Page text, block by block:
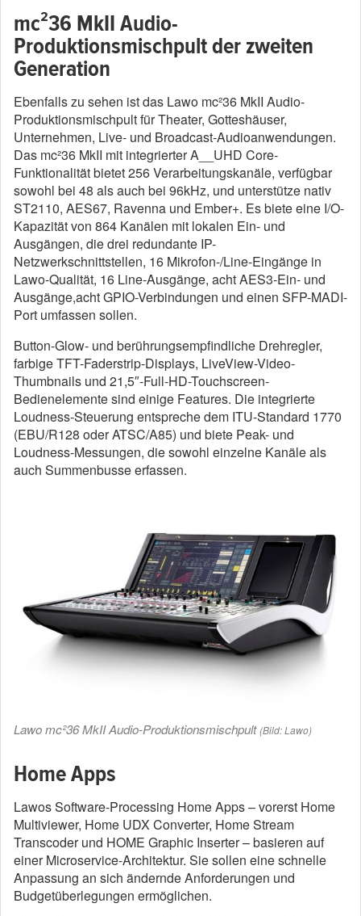
mc²36 MkII Audio-
Produktionsmischpult der zweiten
Generation
Ebenfalls zu sehen ist das Lawo mc²36 MkII Audio-
Produktionsmischpult für Theater, Gotteshäuser,
Unternehmen, Live- und Broadcast-Audioanwendungen.
Das mc²36 MkII mit integrierter A__UHD Core-
Funktionalität bietet 256 Verarbeitungskanäle, verfügbar
sowohl bei 48 als auch bei 96kHz, und unterstütze nativ
ST2110, AES67, Ravenna und Ember+. Es biete eine I/O-
Kapazität von 864 Kanälen mit lokalen Ein- und
Ausgängen, die drei redundante IP-
Netzwerkschnittstellen, 16 Mikrofon-/Line-Eingänge in
Lawo-Qualität, 16 Line-Ausgänge, acht AES3-Ein- und
Ausgänge,acht GPIO-Verbindungen und einen SFP-MADI-
Port umfassen sollen.
Button-Glow- und berührungsempfindliche Drehregler,
farbige TFT-Faderstrip-Displays, LiveView-Video-
Thumbnails und 21,5″-Full-HD-Touchscreen-
Bedienelemente sind einige Features. Die integrierte
Loudness-Steuerung entspreche dem ITU-Standard 1770
(EBU/R128 oder ATSC/A85) und biete Peak- und
Loudness-Messungen, die sowohl einzelne Kanäle als
auch Summenbusse erfassen.
Lawo mc²36 MkII Audio-Produktionsmischpult (Bild: Lawo)
Home Apps
Lawos Software-Processing Home Apps – vorerst Home
Multiviewer, Home UDX Converter, Home Stream
Transcoder und HOME Graphic Inserter – basieren auf
einer Microservice-Architektur. Sie sollen eine schnelle
Anpassung an sich ändernde Anforderungen und
Budgetüberlegungen ermöglichen.